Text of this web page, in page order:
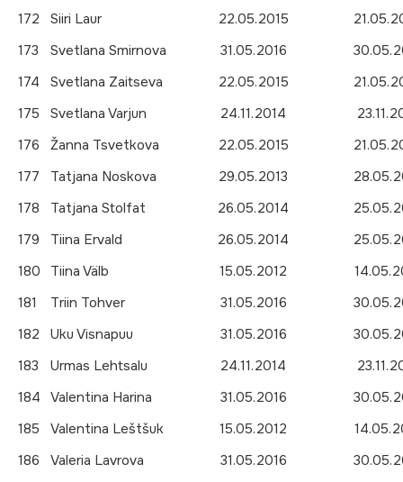
172
Siiri Laur 22.05.2015
173
Svetlana Smirnova 31.05.2016
174
Svetlana Zaitseva 22.05.2015
175
Svetlana Varjun 24.11.2014
176
Žanna Tsvetkova 22.05.2015
177
Tatjana Noskova 29.05.2013
178
Tatjana Stolfat 26.05.2014
179
Tiina Ervald 26.05.2014
180
Tiina Välb 15.05.2012
181
Triin Tohver 31.05.2016
182
Uku Visnapuu 31.05.2016
183
Urmas Lehtsalu 24.11.2014
184 Valentina Harina 31.05.2016
185
Valentina Leštšuk 15.05.2012
186
Valeria Lavrova 31.05.2016